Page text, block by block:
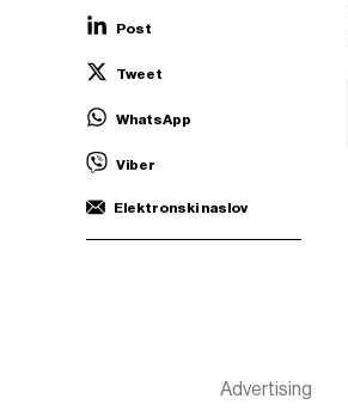
Post
Tweet
WhatsApp
Viber
Elektronski naslov